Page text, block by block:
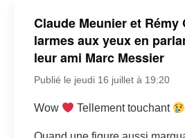
Claude Meunier et
larmes aux yeux en
leur ami Marc Messier
Publié le jeudi 16 juillet à 19:20
Wow Tellement touchant